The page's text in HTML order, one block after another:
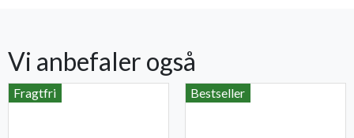
Vi anbefaler også
Fragtfri Bestseller